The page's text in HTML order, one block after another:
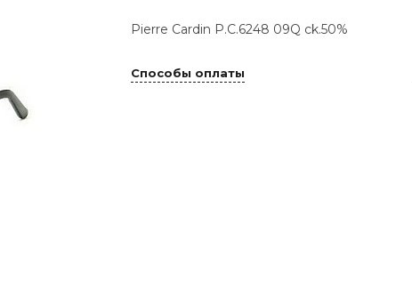
Pierre Cardin P.C.6248 09Q ck.50%
Способы оплаты